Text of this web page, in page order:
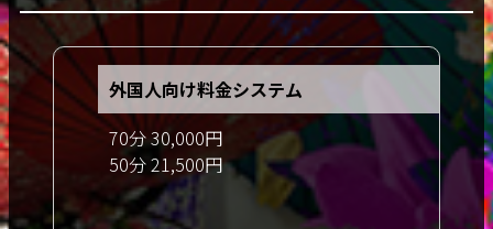
外国人向け料金システム
70分 30,000円
50分 21,500円